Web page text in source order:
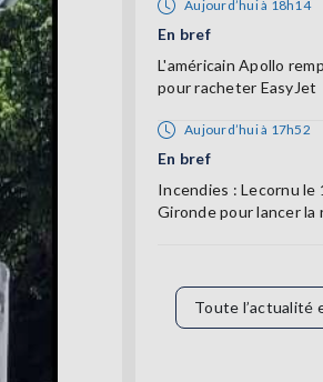
Aujourd’hui à 18h14
En bref
L'américain Apollo
pour racheter EasyJet
Aujourd’hui à 17h52
En bref
Incendies : Lecornu le
Gironde pour lancer
Toute l’actualité